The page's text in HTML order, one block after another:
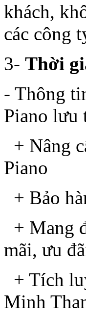
khách,
các công
3- Thời
- Thông
Piano lưu
+ Nâng
Piano
+ Bảo
+ Mang
mãi, ưu
+ Tích
Minh